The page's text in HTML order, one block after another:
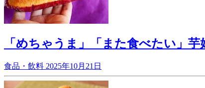
「めちゃうま」「また食べたい」
食品・飲料 2025年10月21日